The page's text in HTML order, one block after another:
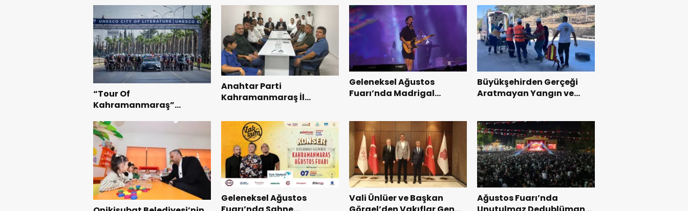
“Tour Of
Kahramanmaraş”
Turnuvası Tamamlandı.
Anahtar Parti
Kahramanmaraş İl
Teşkilatı ile buluştu.
Geleneksel Ağustos
Fuarı’nda Madrigal
Büyükşehirden Gerçeği
Aratmayan Yangın ve
Geleneksel Ağustos
Vali Ünlüer ve Başkan
Ağustos Fuarı’nda